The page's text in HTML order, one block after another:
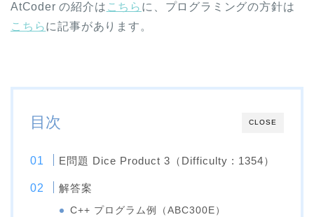
AtCoder の紹介は こちら に、プログラミングの方針は
こちらに記事があります。
CLOSE
目次
E問題 Dice Product 3（Difficulty : 1354）
解答案
C++ プログラム例（ABC300E）